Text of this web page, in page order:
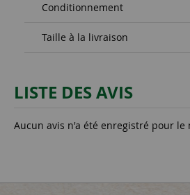
Conditionnement
Taille à la livraison
LISTE DES AVIS
Aucun avis n'a été enregistré pour le